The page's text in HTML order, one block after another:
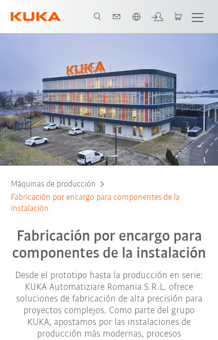
Máquinas de producción
Fabricación por encargo para componentes de la
instalación
Fabricación por encargo para
componentes de la instalación
Desde el prototipo hasta la producción en serie:
KUKA Automatiziare Romania S.R.L. ofrece
soluciones de fabricación de alta precisión para
proyectos complejos. Como parte del grupo
KUKA, apostamos por las instalaciones de
producción más modernas, procesos